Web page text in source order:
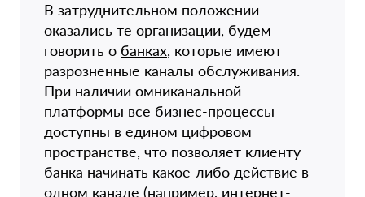
В затруднительном положении
оказались те организации, будем
говорить о банках, которые имеют
разрозненные каналы обслуживания.
При наличии омниканальной
платформы все бизнес-процессы
доступны в едином цифровом
пространстве, что позволяет клиенту
банка начинать какое-либо действие в
одном канале (например, интернет-